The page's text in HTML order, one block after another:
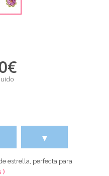
€
▼
estrella, perfecta para
)